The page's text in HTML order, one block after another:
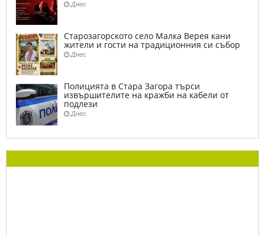
Днес
Старозагорското село Малка Верея кани
жители и гости на традиционния си събор
Днес
Полицията в Стара Загора търси
извършителите на кражби на кабели от
подлези
Днес